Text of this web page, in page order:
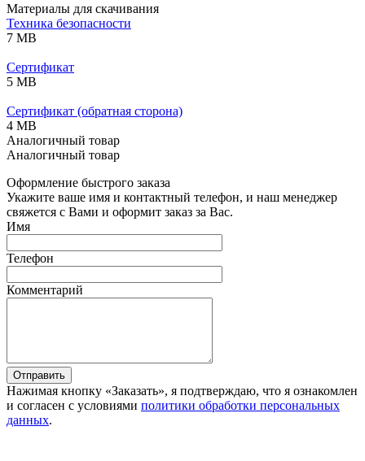
Материалы для скачивания
Техника безопасности
7 MB
Сертификат
5 MB
Сертификат (обратная сторона)
4 MB
Аналогичный товар
Аналогичный товар
Оформление быстрого заказа
Укажите ваше имя и контактный телефон, и наш менеджер
свяжется с Вами и оформит заказ за Вас.
Имя
Телефон
Комментарий
Отправить
Нажимая кнопку «Заказать», я подтверждаю, что я ознакомлен
и согласен с условиями политики обработки персональных
данных.